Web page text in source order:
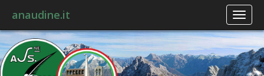
anaudine.it